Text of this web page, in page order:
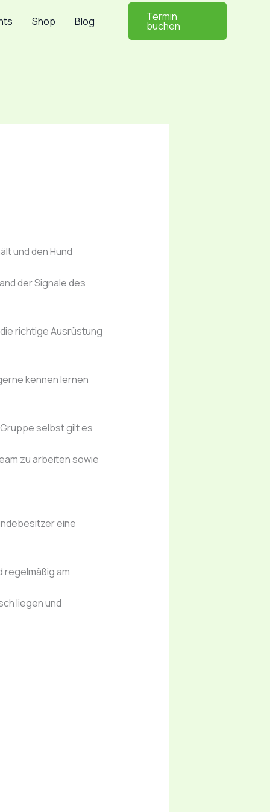
Shop Blog Termin
buchen
und den Hund
der Signale des
richtige Ausrüstung
kennen lernen
selbst gilt es
zu arbeiten sowie
eine
regelmäßig am
liegen und